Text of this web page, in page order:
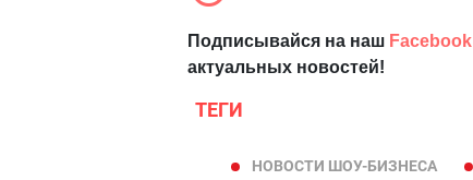
Подписывайся на наш Facebook
актуальных новостей!
ТЕГИ
НОВОСТИ ШОУ-БИЗНЕСА